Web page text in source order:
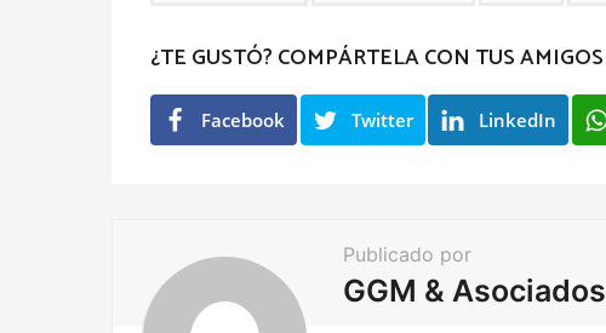
g
i
n
a
o
n
¿TE GUSTÓ? COMPÁRTELA CON TUS AMIGOS
Facebook Twitter LinkedIn
Publicado por
GGM & Asociados